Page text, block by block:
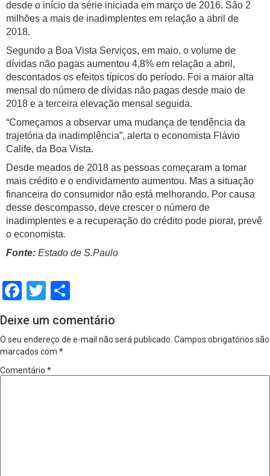
desde o início da série iniciada em março de 2016. São 2
milhões a mais de inadimplentes em relação a abril de
2018.
Segundo a Boa Vista Serviços, em maio, o volume de
dívidas não pagas aumentou 4,8% em relação a abril,
descontados os efeitos típicos do período. Foi a maior alta
mensal do número de dívidas não pagas desde maio de
2018 e a terceira elevação mensal seguida.
“Começamos a observar uma mudança de tendência da
trajetória da inadimplência”, alerta o economista Flávio
Calife, da Boa Vista.
Desde meados de 2018 as pessoas começaram a tomar
mais crédito e o endividamento aumentou. Mas a situação
financeira do consumidor não está melhorando. Por causa
desse descompasso, deve crescer o número de
inadimplentes e a recuperação do crédito pode piorar, prevê
o economista.
Fonte: Estado de S.Paulo
Facebook
Twitter
Deixe um comentário
O seu endereço de e-mail não será publicado. Campos obrigatórios são
marcados com *
Comentário *